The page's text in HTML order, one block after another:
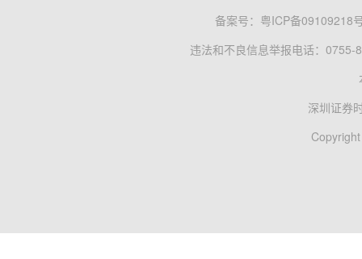
备案号： 粤ICP备09109218
违法和不良信息举报电话：0755-
深圳证券